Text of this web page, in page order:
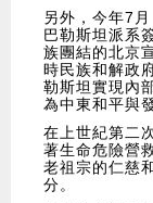
另外，今年7
巴勒斯坦派系
族團結的北京
時民族和解政
勒斯坦實現內
為中東和平與
在上世紀第二
著生命危險營
老祖宗的仁慈
分。